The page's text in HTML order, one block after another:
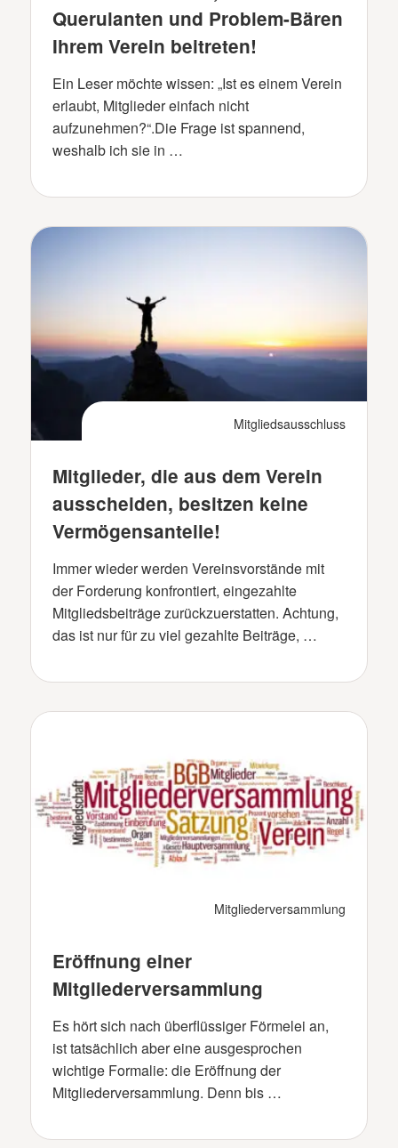
Querulanten und Problem-Bären
Ihrem Verein beitreten!
Ein Leser möchte wissen: „Ist es einem Verein
erlaubt, Mitglieder einfach nicht
aufzunehmen?“.Die Frage ist spannend,
weshalb ich sie in …
Mitgliedsausschluss
Mitglieder, die aus dem Verein
ausscheiden, besitzen keine
Vermögensanteile!
Immer wieder werden Vereinsvorstände mit
der Forderung konfrontiert, eingezahlte
Mitgliedsbeiträge zurückzuerstatten. Achtung,
das ist nur für zu viel gezahlte Beiträge, …
Mitgliederversammlung
Eröffnung einer
Mitgliederversammlung
Es hört sich nach überflüssiger Förmelei an,
ist tatsächlich aber eine ausgesprochen
wichtige Formalie: die Eröffnung der
Mitgliederversammlung. Denn bis …